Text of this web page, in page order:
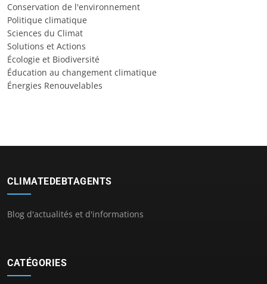
Conservation de l'environnement
Politique climatique
Sciences du Climat
Solutions et Actions
Écologie et Biodiversité
Éducation au changement climatique
Énergies Renouvelables
CLIMATEDEBTAGENTS
Blog d'actualités et d'informations
CATÉGORIES